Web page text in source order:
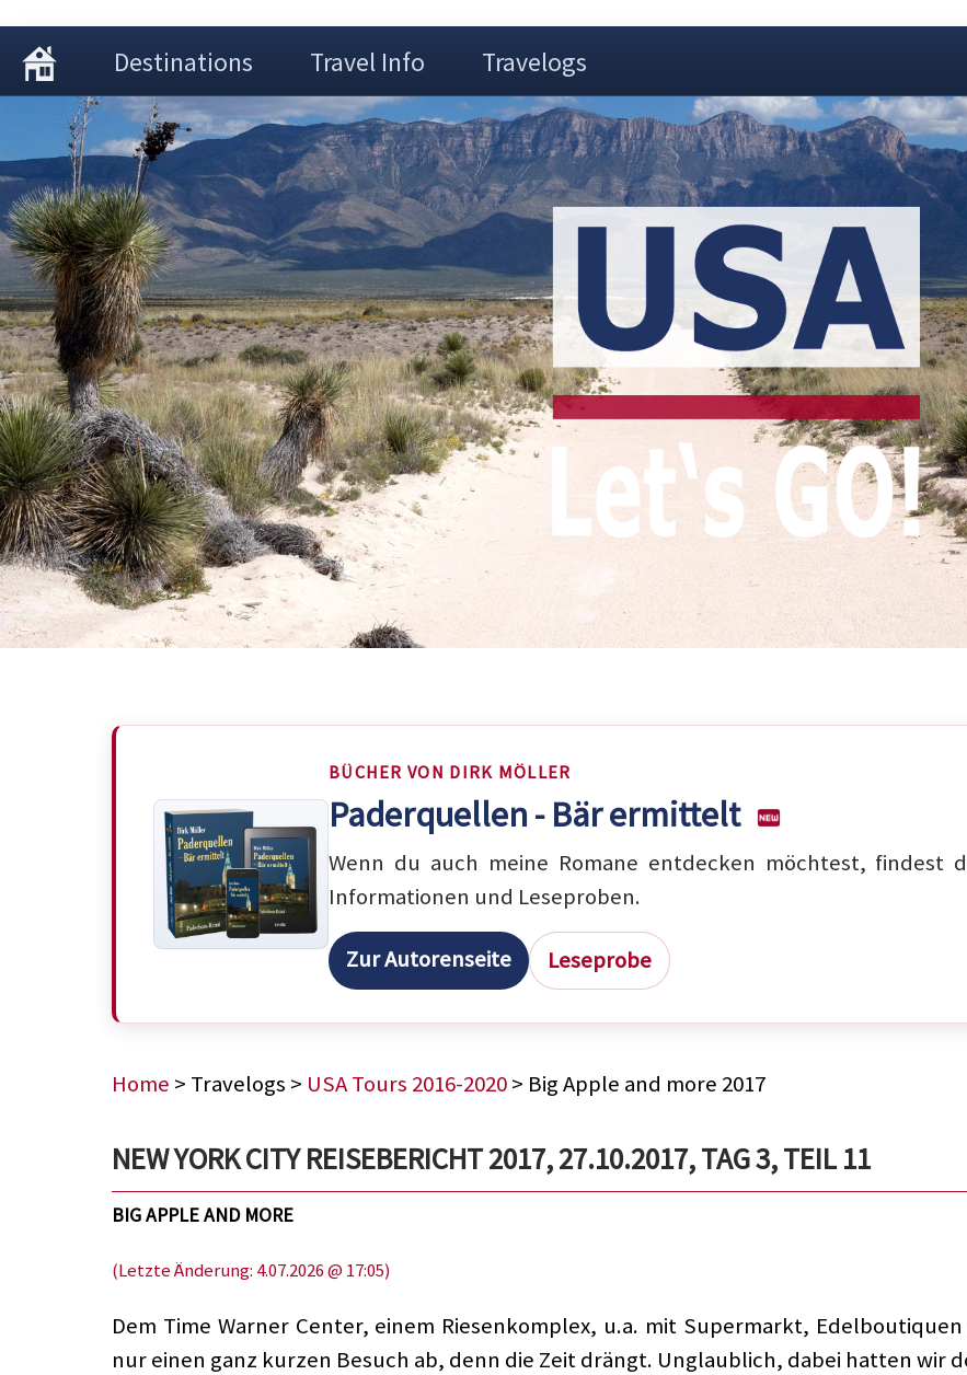
Destinations Travel Info Travelogs
BÜCHER VON DIRK MÖLLER
Paderquellen - Bär ermittelt
Wenn du auch meine Romane entdecken möchtest, findest
Informationen und Leseproben.
Zur Autorenseite Leseprobe
Home > Travelogs > USA Tours 2016-2020> Big Apple and more 2017
NEW YORK CITY REISEBERICHT 2017, 27.10.2017, TAG 3, TEIL 11
BIG APPLE AND MORE
(Letzte Änderung: 4.07.2026 @ 17:05)
Dem Time Warner Center, einem Riesenkomplex, u.a. mit Supermarkt,
nur einen ganz kurzen Besuch ab, denn die Zeit drängt. Unglaublich, dabei hatten wir